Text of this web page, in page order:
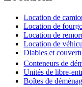
Location de
Location de
Location de
Location de
Diables et
Conteneurs de
Unités de libre-
Boîtes de